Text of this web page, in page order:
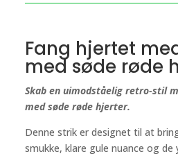
Fang hjertet
med søde røde
Skab en uimodståelig retro-stil
med søde røde hjerter.
Denne strik er designet til at
smukke, klare gule nuance og